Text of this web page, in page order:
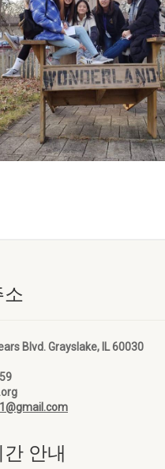
소
Blvd. Grayslake, IL 60030
안내